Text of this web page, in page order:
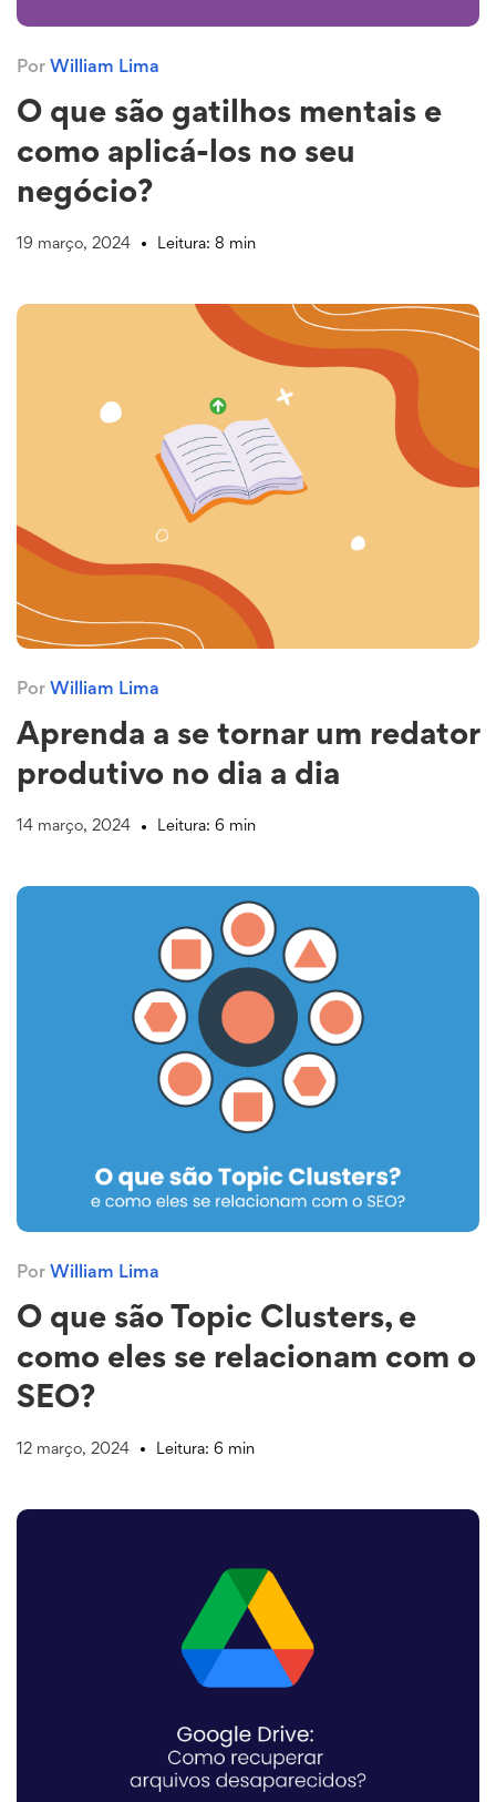
Por William Lima
O que são gatilhos mentais e
como aplicá-los no seu
negócio?
19 março, 2024 Leitura: 8 min
Por William Lima
Aprenda a se tornar um redator
produtivo no dia a dia
14 março, 2024 Leitura: 6 min
Por William Lima
O que são Topic Clusters, e
como eles se relacionam com o
SEO?
12 março, 2024 Leitura: 6 min